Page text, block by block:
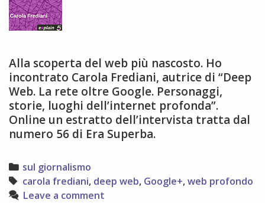
Alla scoperta del web più nascosto. Ho
incontrato Carola Frediani, autrice di “Deep
Web. La rete oltre Google. Personaggi,
storie, luoghi dell’internet profonda”.
Online un estratto dell’intervista tratta dal
numero 56 di Era Superba.
Categories
sul giornalismo
Tags
carola frediani, deep web, Google+,web profondo
Leave a comment